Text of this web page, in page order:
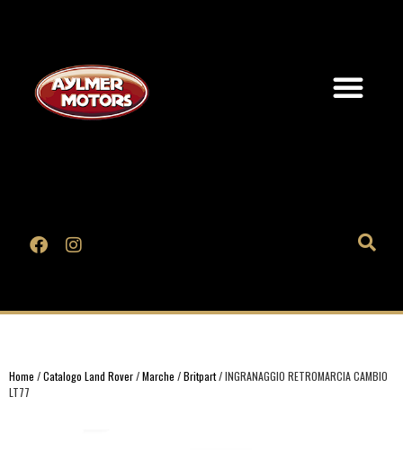
Home /Catalogo Land Rover/Marche /Britpart/ INGRANAGGIO RETROMARCIA CAMBIO
LT77